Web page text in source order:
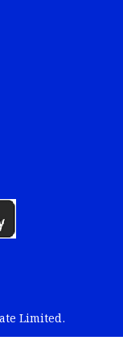
Limited.